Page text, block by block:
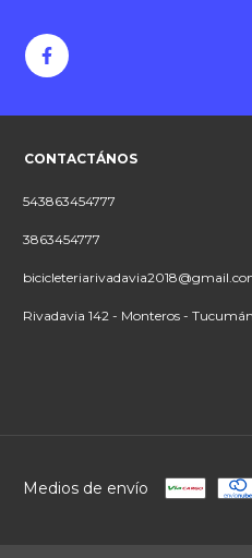
CONTACTÁNOS
543863454777
3863454777
Rivadavia 142 - Monteros - Tucumán
Medios de envío